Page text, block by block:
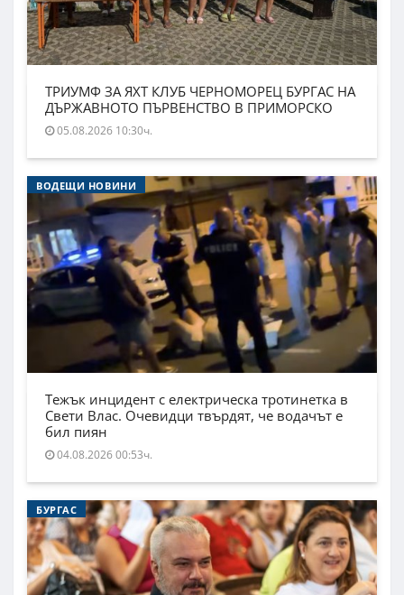
ТРИУМФ ЗА ЯХТ КЛУБ ЧЕРНОМОРЕЦ БУРГАС НА
ДЪРЖАВНОТО ПЪРВЕНСТВО В ПРИМОРСКО
05.08.2026 10:30ч.
ВОДЕЩИ НОВИНИ
Тежък инцидент с електрическа тротинетка в
Свети Влас. Очевидци твърдят, че водачът е
бил пиян
04.08.2026 00:53ч.
БУРГАС